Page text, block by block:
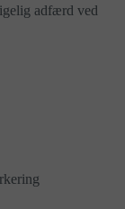
adfærd ved